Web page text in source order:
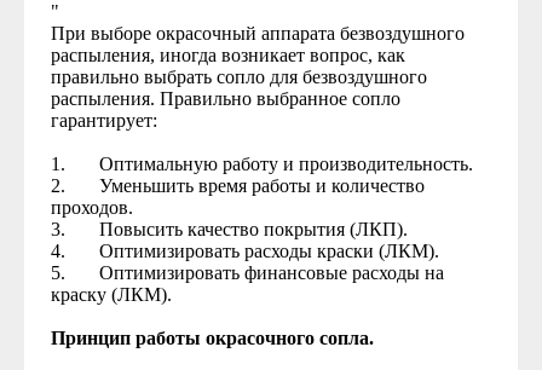
"
При выборе окрасочный аппарата безвоздушного
распыления, иногда возникает вопрос, как
правильно выбрать сопло для безвоздушного
распыления. Правильно выбранное сопло
гарантирует:
1. Оптимальную работу и производительность.
2. Уменьшить время работы и количество
проходов.
3. Повысить качество покрытия (ЛКП).
4. Оптимизировать расходы краски (ЛКМ).
5. Оптимизировать финансовые расходы на
краску (ЛКМ).
Принцип работы окрасочного сопла.